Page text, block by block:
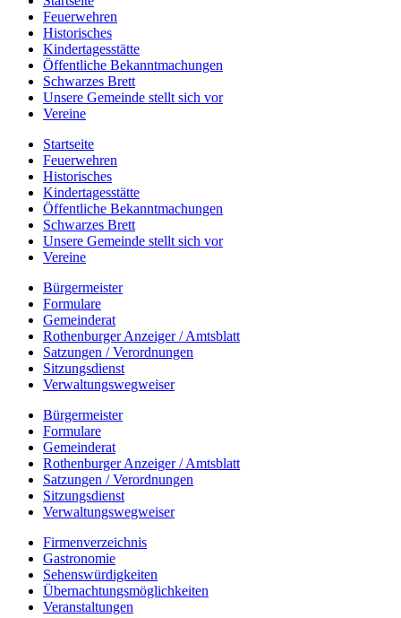
Feuerwehren
Historisches
Kindertagesstätte
Öffentliche Bekanntmachungen
Schwarzes Brett
Unsere Gemeinde stellt sich vor
Vereine
Startseite
Feuerwehren
Historisches
Kindertagesstätte
Öffentliche Bekanntmachungen
Schwarzes Brett
Unsere Gemeinde stellt sich vor
Vereine
Bürgermeister
Formulare
Gemeinderat
Rothenburger Anzeiger / Amtsblatt
Satzungen / Verordnungen
Sitzungsdienst
Verwaltungswegweiser
Bürgermeister
Formulare
Gemeinderat
Rothenburger Anzeiger / Amtsblatt
Satzungen / Verordnungen
Sitzungsdienst
Verwaltungswegweiser
Firmenverzeichnis
Gastronomie
Sehenswürdigkeiten
Übernachtungsmöglichkeiten
Veranstaltungen